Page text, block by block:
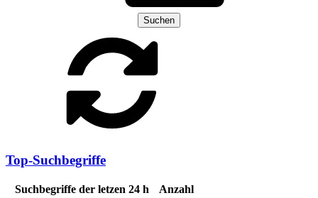
Suchen
Top-Suchbegriffe
Suchbegriffe der letzen 24 h
Anzahl